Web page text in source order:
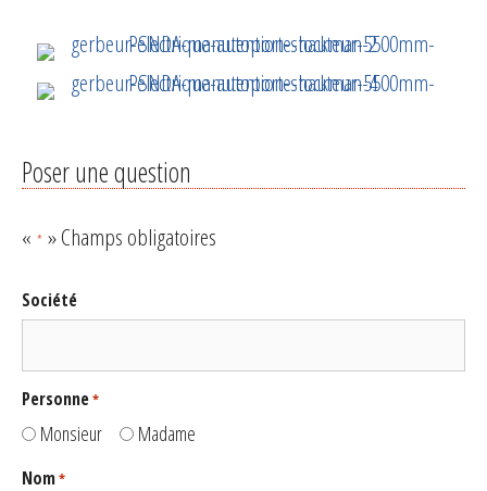
Poser une question
« * » Champs obligatoires
Société
Personne*
Monsieur Madame
Nom*